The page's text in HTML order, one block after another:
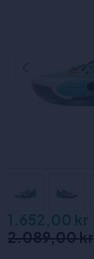
1.652,00 kr
2.089,00 kr